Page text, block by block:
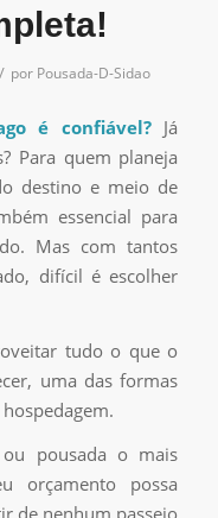
/ por Pousada-D-Sidao
é confiável?Já
Para quem planeja
destino e meio de
essencial para
Mas com tantos
difícil é escolher
tudo o que o
uma das formas
pousada o mais
orçamento possa